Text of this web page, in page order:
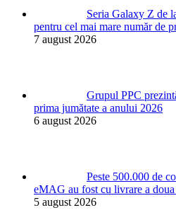
Seria Galaxy Z de
pentru cel mai mare număr de
7 august 2026
Grupul PPC
prima jumătate a anului 2026
6 august 2026
Peste 500.000 de
eMAG au fost cu livrare a
5 august 2026